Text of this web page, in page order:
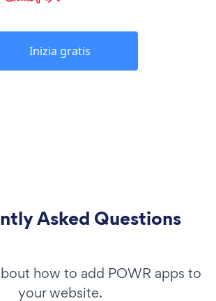
Inizia gratis
Asked Questions
how to add POWR apps to
your website.